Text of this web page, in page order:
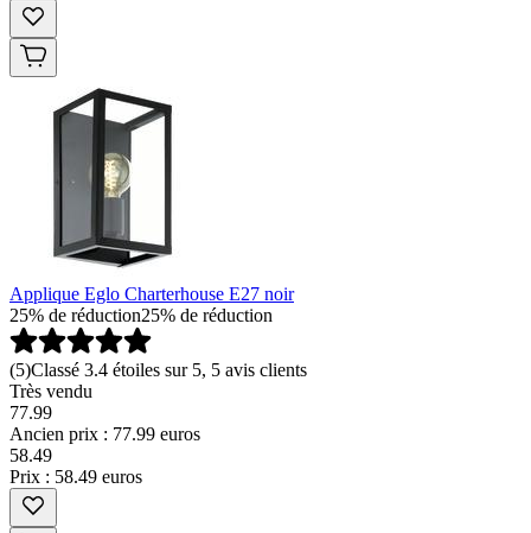
Applique Eglo Charterhouse E27 noir
25% de réduction25% de réduction
(5)Classé 3.4 étoiles sur 5, 5 avis clients
Très vendu
77.99
Ancien prix : 77.99 euros
58.49
Prix : 58.49 euros